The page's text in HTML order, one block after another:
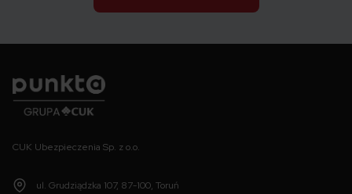
CUK Ubezpieczenia Sp. z o.o.
ul. Grudziądzka 107, 87-100, Toruń